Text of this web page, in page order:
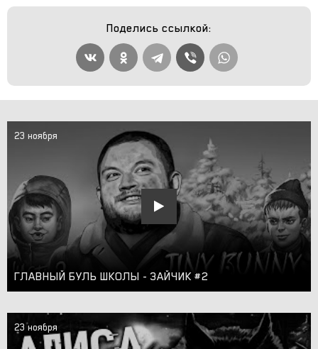
Поделись ссылкой:
23 ноября
ГЛАВНЫЙ БУЛЬ ШКОЛЫ - ЗАЙЧИК #2
23 ноября